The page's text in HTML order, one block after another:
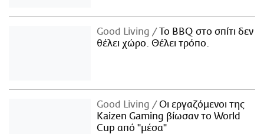
Good Living
Το BBQ στο σπίτι δεν
θέλει χώρο. Θέλει τρόπο.
Good Living
Οι εργαζόμενοι της
Kaizen Gaming βίωσαν το World
Cup από "μέσα"